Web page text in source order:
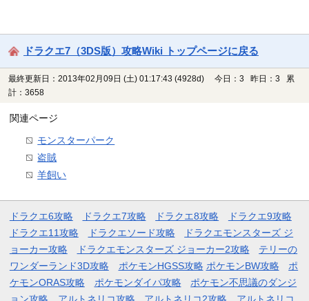
ドラクエ7（3DS版）攻略Wiki トップページに戻る
最終更新日：2013年02月09日 (土) 01:17:43 (4928d)
今日：3 昨日：3 累
計：3658
関連ページ
モンスターパーク
盗賊
羊飼い
ドラクエ6攻略 ドラクエ7攻略 ドラクエ8攻略
ドラクエ9攻略
ドラクエ11攻略
ドラクエソード攻略
ドラクエモンスターズ ジ
ョーカー攻略
ドラクエモンスターズ ジョーカー2攻略
テリーの
ワンダーランド3D攻略
ポケモンHGSS攻略 ポケモンBW攻略
ポ
ケモンORAS攻略
ポケモンダイパ攻略
ポケモン不思議のダンジ